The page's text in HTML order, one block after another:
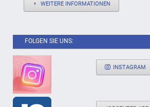
WEITERE INFORMATIONEN
FOLGEN SIE UNS:
INSTAGRAM